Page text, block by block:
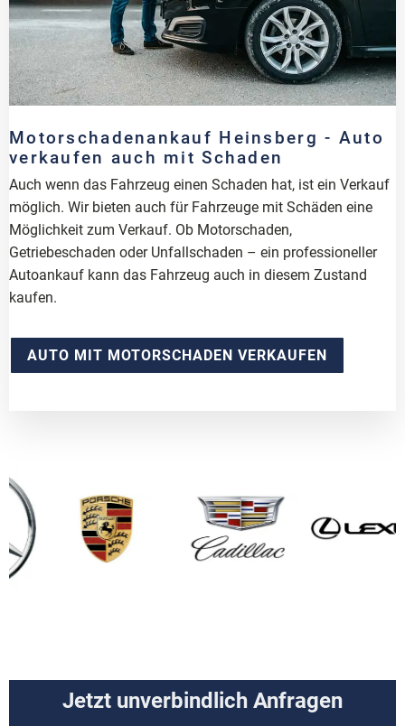
Motorschadenankauf Heinsberg - Auto
verkaufen auch mit Schaden
Auch wenn das Fahrzeug einen Schaden hat, ist ein Verkauf
möglich. Wir bieten auch für Fahrzeuge mit Schäden eine
Möglichkeit zum Verkauf. Ob Motorschaden,
Getriebeschaden oder Unfallschaden – ein professioneller
Autoankauf kann das Fahrzeug auch in diesem Zustand
kaufen.
AUTO MIT MOTORSCHADEN VERKAUFEN
Jetzt unverbindlich Anfragen